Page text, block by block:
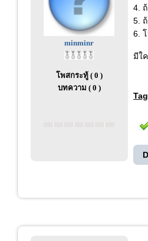
minminr
โพสกระทู้ ( 0 )
บทความ ( 0 )
4.
5.
6.
มีใ
Tag